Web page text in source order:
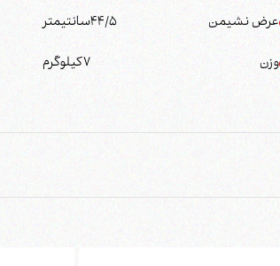
عرض نشیمن 44/5سانتیمتر
وزن 7کیلوگرم